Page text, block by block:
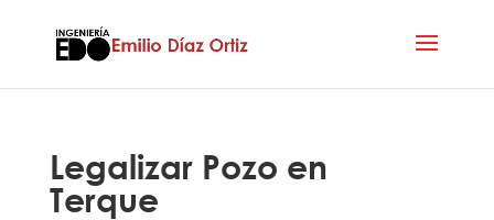
Legalizar Pozo en
Terque